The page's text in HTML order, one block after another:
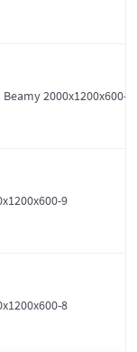
2000x1200x600-9
9
8